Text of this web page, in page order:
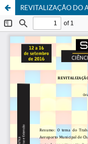
REVITALIZAÇÃO DO